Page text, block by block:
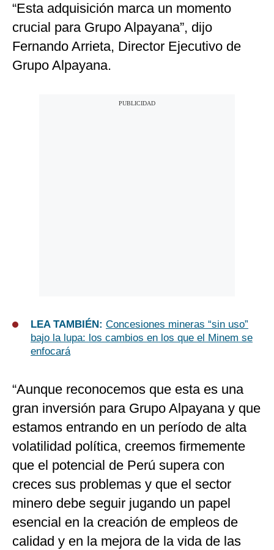
“Esta adquisición marca un momento
crucial para Grupo Alpayana”, dijo
Fernando Arrieta, Director Ejecutivo de
Grupo Alpayana.
LEA TAMBIÉN: Concesiones mineras “sin uso”
bajo la lupa: los cambios en los que el Minem se
enfocará
“Aunque reconocemos que esta es una
gran inversión para Grupo Alpayana y que
estamos entrando en un período de alta
volatilidad política, creemos firmemente
que el potencial de Perú supera con
creces sus problemas y que el sector
minero debe seguir jugando un papel
esencial en la creación de empleos de
calidad y en la mejora de la vida de las